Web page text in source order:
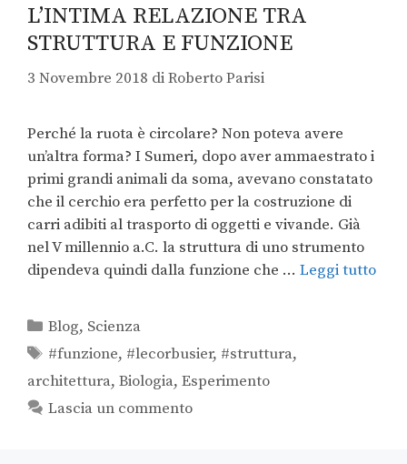
L’INTIMA RELAZIONE TRA
STRUTTURA E FUNZIONE
3 Novembre 2018 diRoberto Parisi
Perché la ruota è circolare? Non poteva avere
un’altra forma? I Sumeri, dopo aver ammaestrato i
primi grandi animali da soma, avevano constatato
che il cerchio era perfetto per la costruzione di
carri adibiti al trasporto di oggetti e vivande. Già
nel V millennio a.C. la struttura di uno strumento
dipendeva quindi dalla funzione che … Leggi tutto
Blog, Scienza
#funzione, #lecorbusier, #struttura,
architettura, Biologia, Esperimento
Lascia un commento